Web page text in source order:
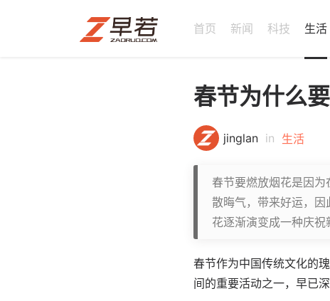
首页 新闻 科技 生活
春节为什么
jinglan in 生活
春节要燃放烟花是因
散晦气，带来好运，
花逐渐演变成一种庆祝
春节作为中国传统文化的
间的重要活动之一，早已